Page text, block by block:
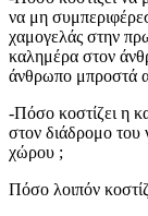
να μη
χαμογελάς στην
καλημέρα στον
άνθρωπο μπροστά
-Πόσο κοστίζει η
στον διάδρομο του
χώρου ;
Πόσο λοιπόν